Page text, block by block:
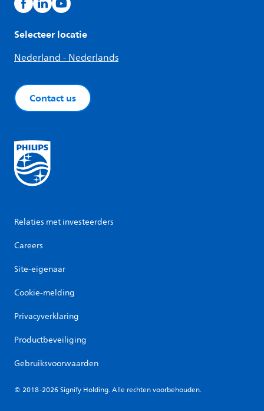
Selecteer locatie
Nederland - Nederlands
Contact us
Relaties met investeerders
Careers
Site-eigenaar
Cookie-melding
Privacyverklaring
Productbeveiliging
Gebruiksvoorwaarden
© 2018-2026 Signify Holding. Alle rechten voorbehouden.